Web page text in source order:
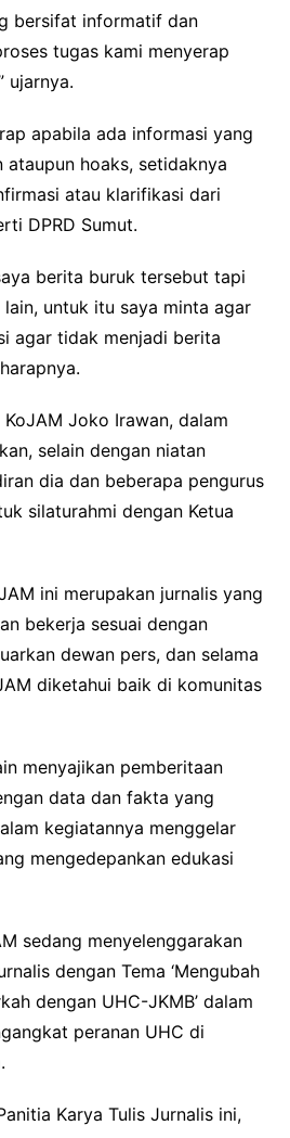
bersifat informatif dan
tugas kami menyerap
ujarnya.
apabila ada informasi yang
ataupun hoaks, setidaknya
atau klarifikasi dari
DPRD Sumut.
berita buruk tersebut tapi
untuk itu saya minta agar
agar tidak menjadi berita
Joko Irawan, dalam
selain dengan niatan
dia dan beberapa pengurus
silaturahmi dengan Ketua
ini merupakan jurnalis yang
bekerja sesuai dengan
dewan pers, dan selama
diketahui baik di komunitas
menyajikan pemberitaan
data dan fakta yang
kegiatannya menggelar
mengedepankan edukasi
sedang menyelenggarakan
dengan Tema ‘Mengubah
dengan UHC-JKMB’ dalam
peranan UHC di
Karya Tulis Jurnalis ini,